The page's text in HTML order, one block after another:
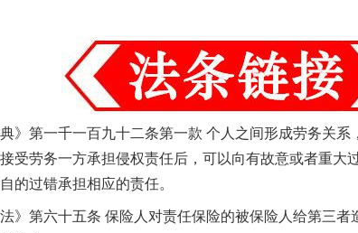
第一千一百九十二条第一款 个人之间形成劳务关系
受劳务一方承担侵权责任后，可以向有故意或者重大
的过错承担相应的责任。
第六十五条 保险人对责任保险的被保险人给第三者
一纸欠条伤亲情 巡回调解促和解..